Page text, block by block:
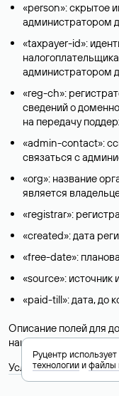
«person»: скрытое
администратором
«taxpayer-id»:
администратором
«reg-ch»:
сведений о
на передачу
«admin-contact»:
связаться с
«org»: название
является
«registrar»:
«created»: дата
«free-date»:
«source»:
«paid-till»: дата, до
Описание полей для
национальных
Условия
Руцентр использует
технологииифайлы